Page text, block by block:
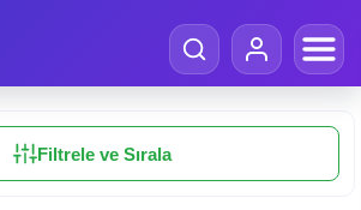
Filtrele ve Sırala